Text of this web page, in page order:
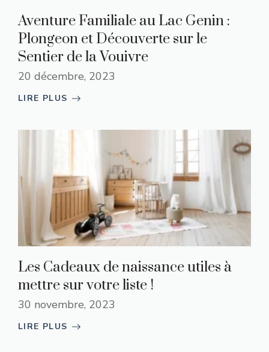
Aventure Familiale au Lac Genin :
Plongeon et Découverte sur le
Sentier de la Vouivre
20 décembre, 2023
LIRE PLUS
Les Cadeaux de naissance utiles à
mettre sur votre liste !
30 novembre, 2023
LIRE PLUS